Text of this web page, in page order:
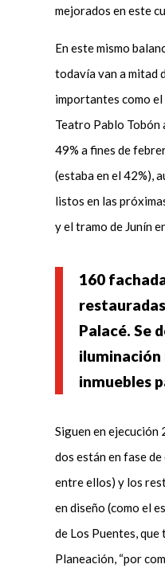
mejorados en este
En este mismo
todavía van a mitad
importantes como
Teatro Pablo Tobón
49% a fines de
(estaba en el 42%),
listos en las
y el tramo de Junín
160
Palacé. Se
inmuebles
Siguen en ejecución
dos están en fase
entre ellos) y los
en diseño (como el
de Los Puentes,
Planeación, “por